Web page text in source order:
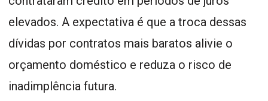
elevados. A expectativa é que a troca dessas
dívidas por contratos mais baratos alivie o
orçamento doméstico e reduza o risco de
inadimplência futura.